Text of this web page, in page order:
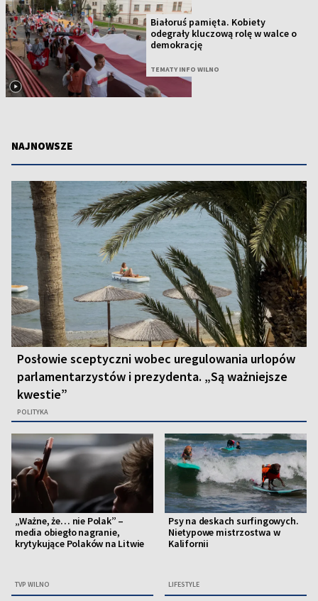
Białoruś pamięta. Kobiety
odegrały kluczową rolę w walce o
demokrację
TEMATY INFO WILNO
NAJNOWSZE
Posłowie sceptyczni wobec uregulowania urlopów
parlamentarzystów i prezydenta. „Są ważniejsze
kwestie”
POLITYKA
„Ważne, że… nie Polak” –
media obiegło nagranie,
krytykujące Polaków na Litwie
TVP WILNO
Psy na deskach surfingowych.
Nietypowe mistrzostwa w
Kalifornii
LIFESTYLE